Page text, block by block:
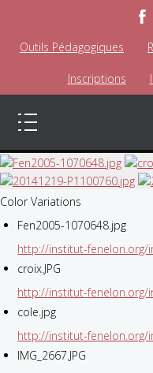
Outils Pédagogiques
Inscriptions
Color Variations
Fen2005-1070648.jpg
http://institut-fenelon.org/
croix.JPG
http://institut-fenelon.org/
cole.jpg
http://institut-fenelon.org/
IMG_2667.JPG